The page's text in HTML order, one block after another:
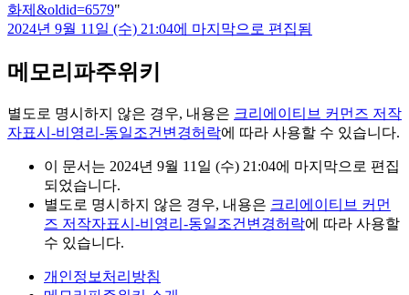
화제&oldid=6579"
2024년 9월 11일 (수) 21:04에 마지막으로 편집됨
메모리파주위키
별도로 명시하지 않은 경우, 내용은 크리에이티브 커먼즈 저작
자표시-비영리-동일조건변경허락에 따라 사용할 수 있습니다.
이 문서는 2024년 9월 11일 (수) 21:04에 마지막으로 편집
되었습니다.
별도로 명시하지 않은 경우, 내용은 크리에이티브 커먼
즈 저작자표시-비영리-동일조건변경허락에 따라 사용할
수 있습니다.
개인정보처리방침